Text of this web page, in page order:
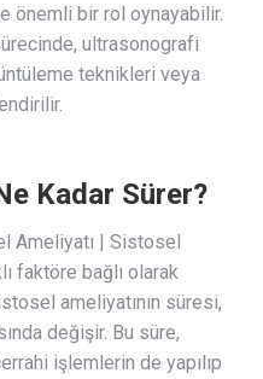
önemli bir rol oynayabilir.
ultrasonografi
teknikleri veya
Kadar Sürer?
Ameliyatı | Sistosel
faktöre bağlı olarak
ameliyatının süresi,
değişir. Bu süre,
işlemlerin de yapılıp